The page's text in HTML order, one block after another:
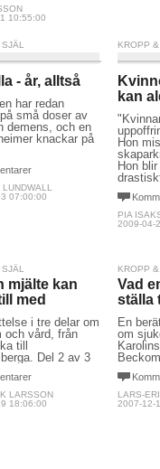
10:55:00
- år, alltså
har redan
små doser av
demens, och en
knackar på
07:00:00
KROPP
kan
Hon
Hon
PIA
2009-04-
mjälte kan
med
i tre delar om
och vård, från
till
Del 2 av 3
LARSSON
18:06:00
KROPP
Vad
ställa
En
om
LARS-
2007-12-